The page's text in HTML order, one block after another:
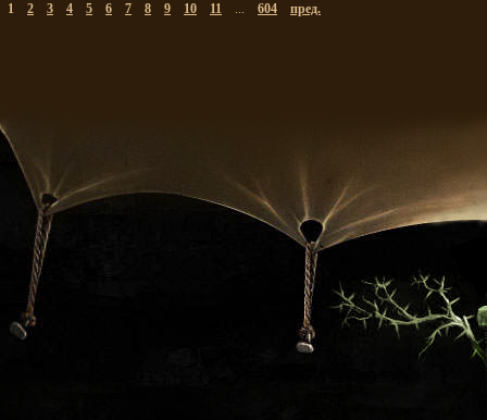
1 2 3 4 5 6 7 8 9 10 11 ... 604 пред.